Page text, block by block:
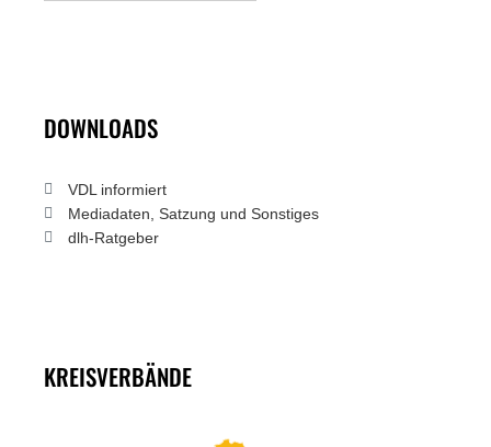
DOWNLOADS
VDL informiert
Mediadaten, Satzung und Sonstiges
dlh-Ratgeber
KREISVERBÄNDE